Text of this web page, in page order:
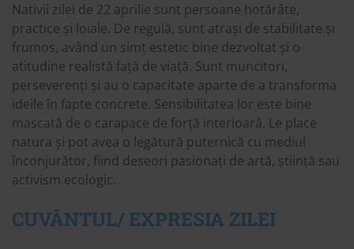
Nativii zilei de 22 aprilie sunt persoane hotărâte,
practice și loiale. De regulă, sunt atrași de stabilitate și
frumos, având un simț estetic bine dezvoltat și o
atitudine realistă față de viață. Sunt muncitori,
perseverenți și au o capacitate aparte de a transforma
ideile în fapte concrete. Sensibilitatea lor este bine
mascată de o carapace de forță interioară. Le place
natura și pot avea o legătură puternică cu mediul
înconjurător, fiind deseori pasionați de artă, știință sau
activism ecologic.
CUVÂNTUL/ EXPRESIA ZILEI